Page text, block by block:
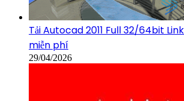
Tải Autocad 2011 Full 32/64bit
miễn phí
29/04/2026